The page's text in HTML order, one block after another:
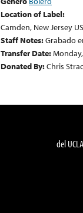
Location of Label:
Camden, New Jersey
Staff Notes:Grabado
Transfer Date:
Donated By:Chris
del